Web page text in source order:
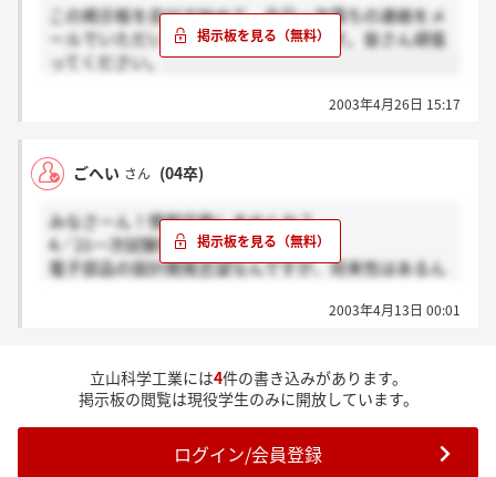
この掲示板を自分で始めて、今日一次落ちの連絡をメ
ールでいただいちゃったので撤退します。皆さん頑張
ってください。
2003年4月26日 15:17
ごへい さん (04卒)
みなさーん！情報交換しませんか？
4／21一次試験受ける者です。
電子部品の設計開発志望なんですが、将来性はあるん
2003年4月13日 00:01
立山科学工業には4件の書き込みがあります。
掲示板の閲覧は現役学生のみに開放しています。
ログイン/会員登録